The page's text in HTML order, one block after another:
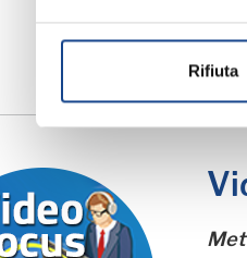
Rifiuta